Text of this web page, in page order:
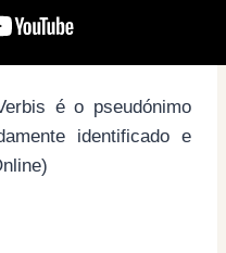
é o pseudónimo
identificado e